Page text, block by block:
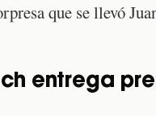
que se llevó
entrega